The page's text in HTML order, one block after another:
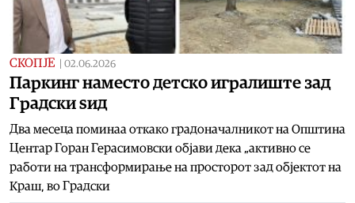
СКОПЈЕ 02.06.2026
Паркинг наместо детско игралиште зад
Градски ѕид
Два месеца поминаа откако градоначалникот на Општина
Центар Горан Герасимовски објави дека „активно се
работи на трансформирање на просторот зад објектот на
Краш, во Градски